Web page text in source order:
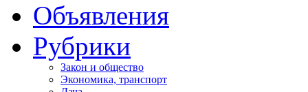
Объявления
Рубрики
Закон и общество
Экономика, транспорт